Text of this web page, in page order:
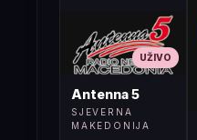
UŽIVO
Antenna 5
SJEVERNA
MAKEDONIJA